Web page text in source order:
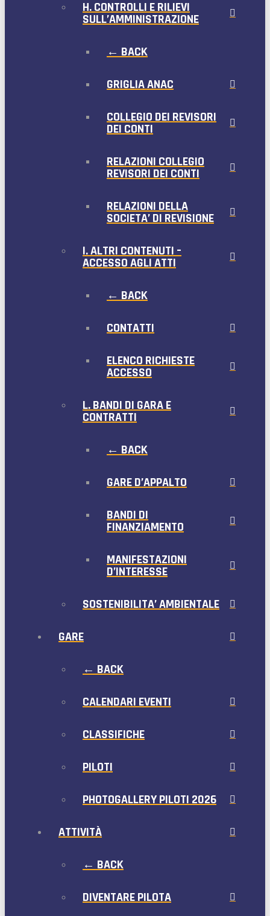
H. CONTROLLI E RILIEVI
SULL’AMMINISTRAZIONE
← BACK
GRIGLIA ANAC
COLLEGIO DEI REVISORI
DEI CONTI
RELAZIONI COLLEGIO
REVISORI DEI CONTI
RELAZIONI DELLA
SOCIETA’ DI REVISIONE
I. ALTRI CONTENUTI –
ACCESSO AGLI ATTI
← BACK
CONTATTI
ELENCO RICHIESTE
ACCESSO
L. BANDI DI GARA E
CONTRATTI
← BACK
GARE D’APPALTO
BANDI DI
FINANZIAMENTO
MANIFESTAZIONI
D’INTERESSE
SOSTENIBILITA’ AMBIENTALE
GARE
← BACK
CALENDARI EVENTI
CLASSIFICHE
PILOTI
PHOTOGALLERY PILOTI 2026
ATTIVITÀ
← BACK
DIVENTARE PILOTA